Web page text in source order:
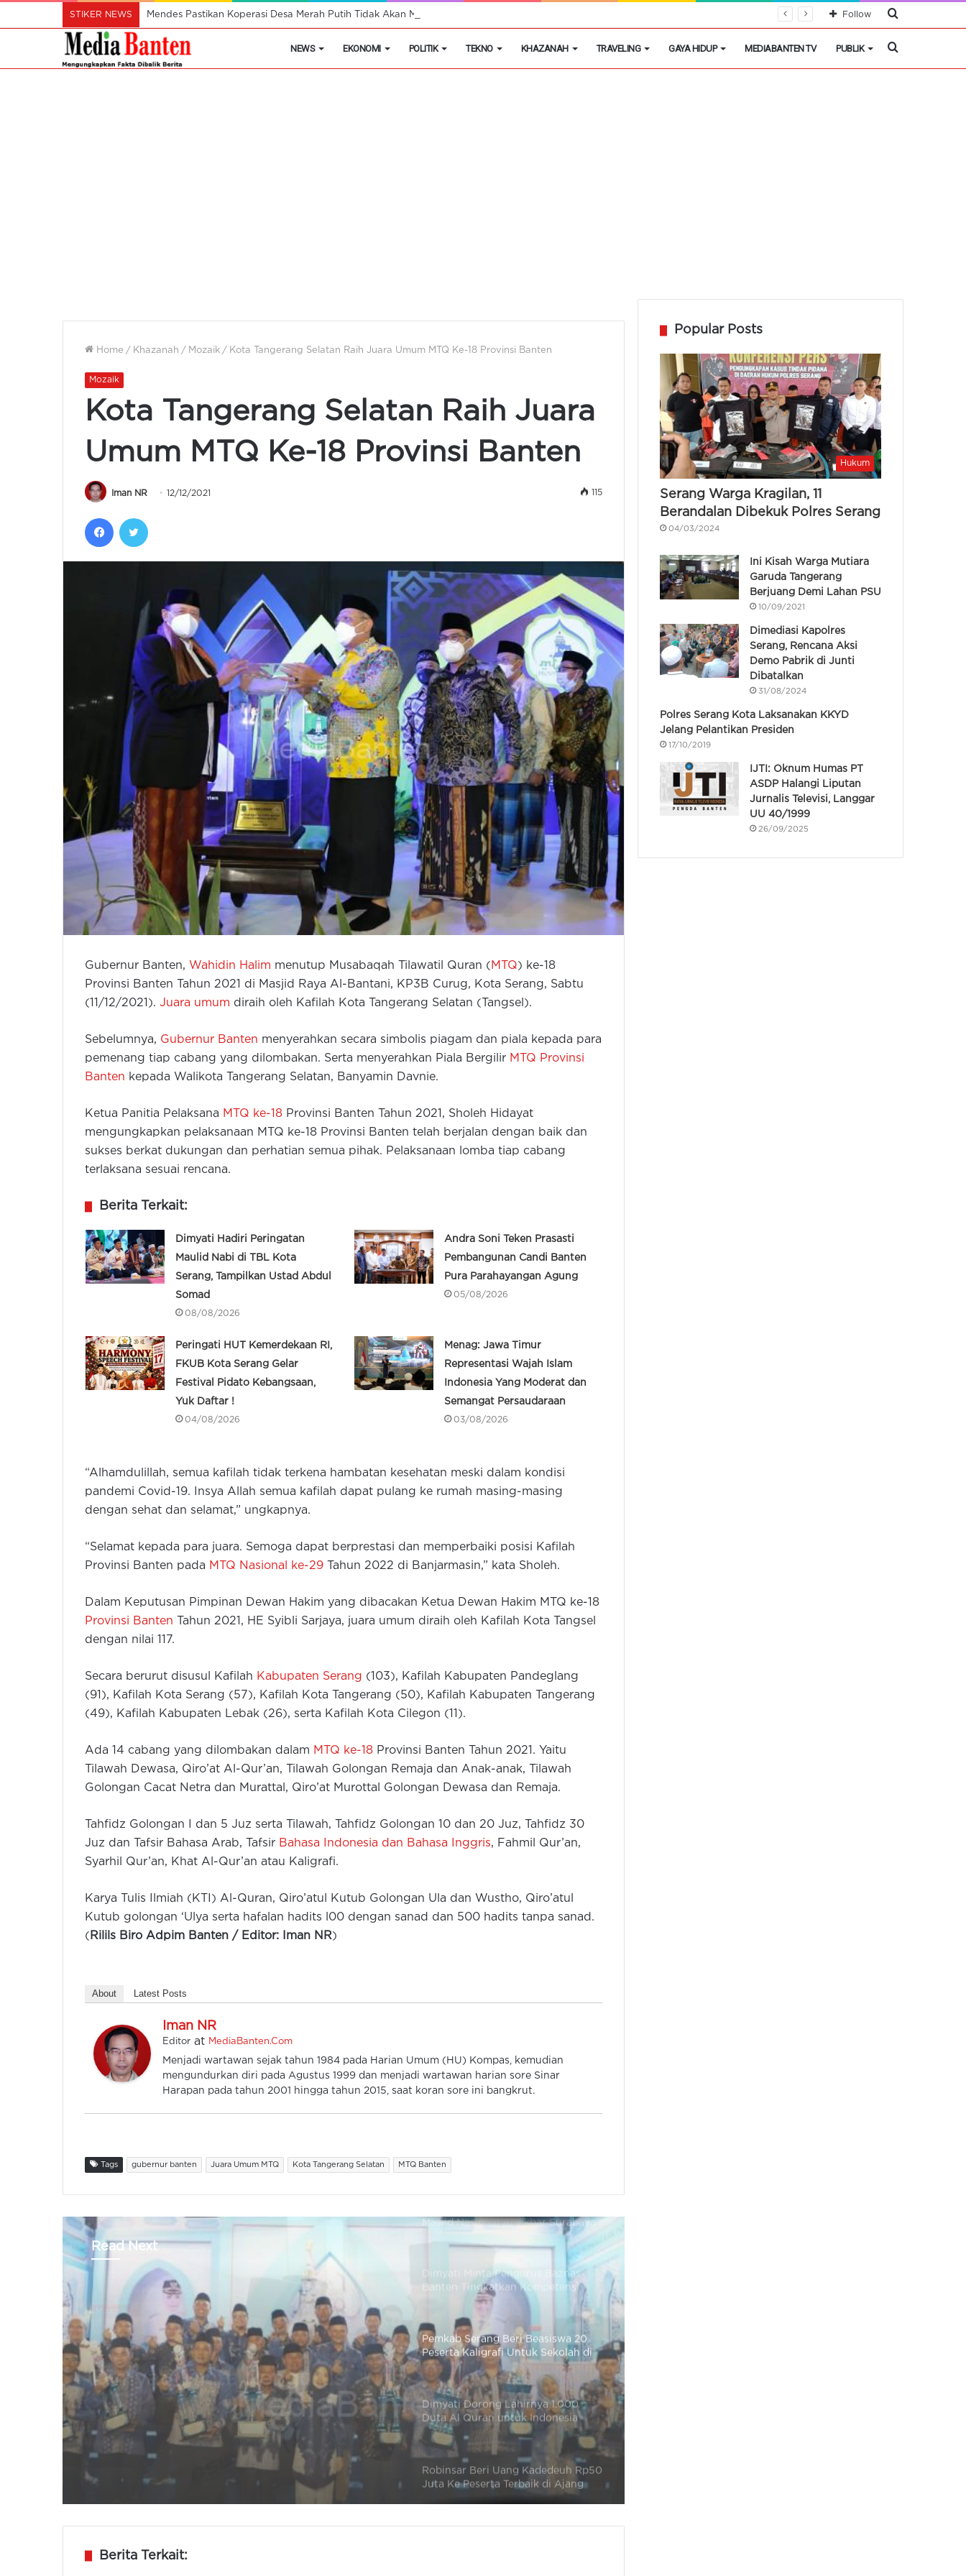
STIKER NEWS Mendes Pastikan Koperasi Desa Merah Putih Tidak Akan Menutup Warung Kelontongan di Desa Cari
Follow
NEWS EKONOMI POLITIK TEKNO KHAZANAH TRAVELING GAYA HIDUP MEDIABANTEN TV PUBLIK Cari
Home / Khazanah / Mozaik / Kota Tangerang Selatan Raih Juara Umum MTQ Ke-18 Provinsi Banten
Mozaik
Kota Tangerang Selatan Raih Juara
Umum MTQ Ke-18 Provinsi Banten
Iman NR 12/12/2021 115
Facebook
Gubernur Banten, Wahidin Halim menutup Musabaqah Tilawatil Quran ( MTQ) ke-18
Provinsi Banten Tahun 2021 di Masjid Raya Al-Bantani, KP3B Curug, Kota Serang, Sabtu
(11/12/2021). Juara umum diraih oleh Kafilah Kota Tangerang Selatan (Tangsel).
Sebelumnya, Gubernur Banten menyerahkan secara simbolis piagam dan piala kepada para
pemenang tiap cabang yang dilombakan. Serta menyerahkan Piala Bergilir MTQ Provinsi
Banten kepada Walikota Tangerang Selatan, Banyamin Davnie.
Ketua Panitia Pelaksana MTQ ke-18 Provinsi Banten Tahun 2021, Sholeh Hidayat
mengungkapkan pelaksanaan MTQ ke-18 Provinsi Banten telah berjalan dengan baik dan
sukses berkat dukungan dan perhatian semua pihak. Pelaksanaan lomba tiap cabang
terlaksana sesuai rencana.
Berita Terkait:
Dimyati Hadiri Peringatan
Maulid Nabi di TBL Kota
Serang, Tampilkan Ustad Abdul
Somad
08/08/2026
Andra Soni Teken Prasasti
Pembangunan Candi Banten
Pura Parahayangan Agung
05/08/2026
Peringati HUT Kemerdekaan RI,
FKUB Kota Serang Gelar
Festival Pidato Kebangsaan,
Yuk Daftar !
04/08/2026
Menag: Jawa Timur
Representasi Wajah Islam
Indonesia Yang Moderat dan
Semangat Persaudaraan
03/08/2026
“Alhamdulillah, semua kafilah tidak terkena hambatan kesehatan meski dalam kondisi
pandemi Covid-19. Insya Allah semua kafilah dapat pulang ke rumah masing-masing
dengan sehat dan selamat,” ungkapnya.
“Selamat kepada para juara. Semoga dapat berprestasi dan memperbaiki posisi Kafilah
Provinsi Banten pada MTQ Nasional ke-29 Tahun 2022 di Banjarmasin,” kata Sholeh.
Dalam Keputusan Pimpinan Dewan Hakim yang dibacakan Ketua Dewan Hakim MTQ ke-18
Provinsi Banten Tahun 2021, HE Syibli Sarjaya, juara umum diraih oleh Kafilah Kota Tangsel
dengan nilai 117.
Secara berurut disusul Kafilah Kabupaten Serang (103), Kafilah Kabupaten Pandeglang
(91), Kafilah Kota Serang (57), Kafilah Kota Tangerang (50), Kafilah Kabupaten Tangerang
(49), Kafilah Kabupaten Lebak (26), serta Kafilah Kota Cilegon (11).
Ada 14 cabang yang dilombakan dalam MTQ ke-18 Provinsi Banten Tahun 2021. Yaitu
Tilawah Dewasa, Qiro’at Al-Qur’an, Tilawah Golongan Remaja dan Anak-anak, Tilawah
Golongan Cacat Netra dan Murattal, Qiro’at Murottal Golongan Dewasa dan Remaja.
Tahfidz Golongan I dan 5 Juz serta Tilawah, Tahfidz Golongan 10 dan 20 Juz, Tahfidz 30
Juz dan Tafsir Bahasa Arab, Tafsir Bahasa Indonesia dan Bahasa Inggris, Fahmil Qur’an,
Syarhil Qur’an, Khat Al-Qur’an atau Kaligrafi.
Karya Tulis Ilmiah (KTI) Al-Quran, Qiro’atul Kutub Golongan Ula dan Wustho, Qiro’atul
Kutub golongan ‘Ulya serta hafalan hadits l00 dengan sanad dan 500 hadits tanpa sanad.
( Rilils Biro Adpim Banten / Editor: Iman NR)
About Latest Posts
Iman NR
Editor at MediaBanten.Com
Menjadi wartawan sejak tahun 1984 pada Harian Umum (HU) Kompas, kemudian
mengundurkan diri pada Agustus 1999 dan menjadi wartawan harian sore Sinar
Harapan pada tahun 2001 hingga tahun 2015, saat koran sore ini bangkrut.
Tags gubernur banten Juara Umum MTQ Kota Tangerang Selatan MTQ Banten
Read Next
27/07/2026
Pemkab Serang Beri
Beasiswa 20 Peserta
Kaligrafi Untuk Sekolah di
Lemka Sukabumi
Jamaah Umrah Selama Transisi ke
Dimyati Tutup MTQ XXIII Banten,
Kafilah Kabupaten Tangerang Jadi
Juara Umum
Dimyati Minta Pengurus Baznas
Banten Tingkatkan Kompetensi
dalam Pengelolaan Zakat
Pemkab Serang Beri Beasiswa 20
Peserta Kaligrafi Untuk Sekolah di
Lemka Sukabumi
Dimyati Dorong Lahirnya 1.000
Duta Al Quran untuk Indonesia
Emas 2045
Robinsar Beri Uang Kadedeuh Rp50
Juta Ke Peserta Terbaik di Ajang
Kukuhkan Pengurus Badan
Berita Terkait:
Popular Posts
Hukum
Serang Warga Kragilan, 11
Berandalan Dibekuk Polres Serang
04/03/2024
Ini Kisah Warga Mutiara
Garuda Tangerang
Berjuang Demi Lahan PSU
10/09/2021
Dimediasi Kapolres
Serang, Rencana Aksi
Demo Pabrik di Junti
Dibatalkan
31/08/2024
Polres Serang Kota Laksanakan KKYD
Jelang Pelantikan Presiden
17/10/2019
IJTI: Oknum Humas PT
ASDP Halangi Liputan
Jurnalis Televisi, Langgar
UU 40/1999
26/09/2025